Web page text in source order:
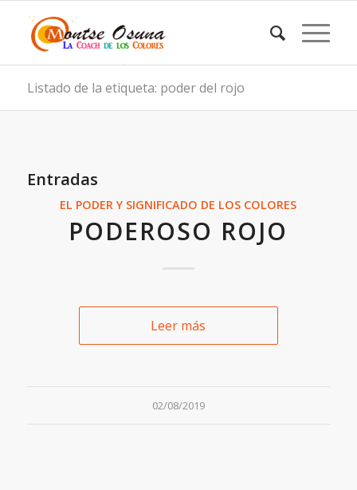
Listado de la etiqueta: poder del rojo
Entradas
EL PODER Y SIGNIFICADO DE LOS COLORES
PODEROSO ROJO
Leer más
02/08/2019